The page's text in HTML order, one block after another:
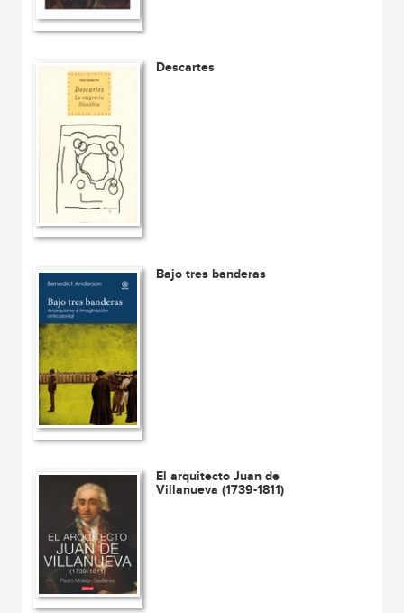
Descartes
Bajo tres banderas
El arquitecto Juan de
Villanueva (1739-1811)